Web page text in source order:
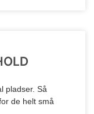
pladser. Så
de helt små